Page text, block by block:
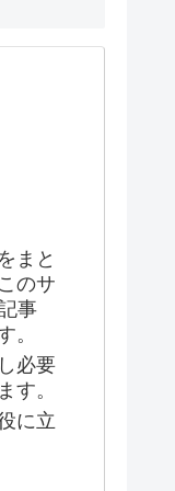
まと
のサ
事
。
必要
す。
に立